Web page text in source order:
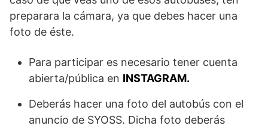
preparara la cámara, ya que debes hacer una
foto de éste.
Para participar es necesario tener cuenta
abierta/pública en INSTAGRAM.
Deberás hacer una foto del autobús con el
anuncio de SYOSS. Dicha foto deberás